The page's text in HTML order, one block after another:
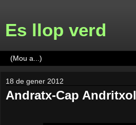
Es llop verd
18 de gener 2012
Andratx-Cap Andritxol